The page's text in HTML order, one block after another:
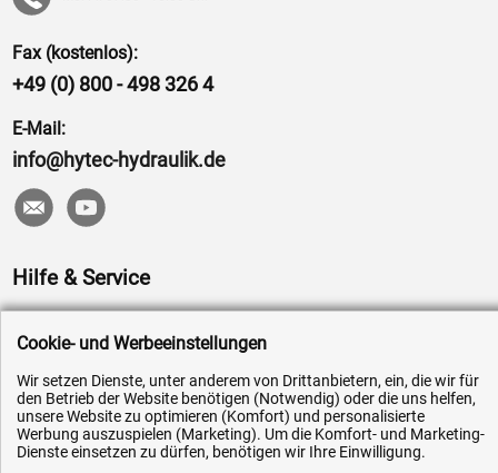
Fax (kostenlos):
+49 (0) 800 - 498 326 4
E-Mail:
info@hytec-hydraulik.de
Hilfe & Service
Zahlungsarten
Service
AGB / Widerrufsrecht
Datenschutz
Cookie- und Werbeeinstellungen
Wir setzen Dienste, unter anderem von Drittanbietern, ein, die wir für
den Betrieb der Website benötigen (Notwendig) oder die uns helfen,
unsere Website zu optimieren (Komfort) und personalisierte
Werbung auszuspielen (Marketing). Um die Komfort- und Marketing-
Dienste einsetzen zu dürfen, benötigen wir Ihre Einwilligung.